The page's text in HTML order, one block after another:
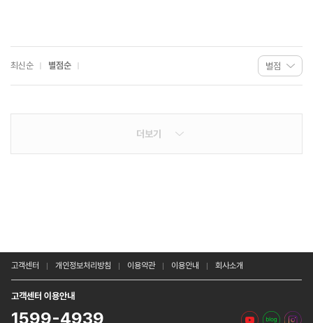
최신순 별점순
더보기
고객센터 개인정보처리방침 이용약관 이용안내 회사소개
고객센터 이용안내
1599-4939